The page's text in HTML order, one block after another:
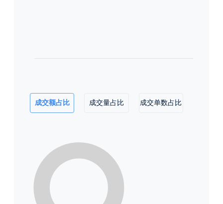
成交额占比 成交量占比 成交单数占比